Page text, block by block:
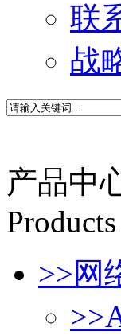
联
战
产品中
Products
>>网
>>